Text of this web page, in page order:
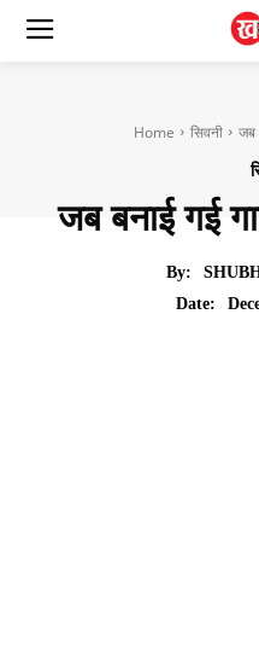
Home सिवनी जब
जब बनाई गई
By:
Date: